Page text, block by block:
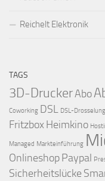
Reichelt Elektronik
TAGS
3D-DruckerAbo
Coworking DSL DSL-Drosselung
Fritzbox Heimkino
Managed Markteinführung
Onlineshop Paypal
Sicherheitslücke